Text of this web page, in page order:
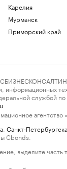
Карелия
Мурманск
Приморский край
информационных
службой
агентство
Санкт-
Cbonds.
выделите часть